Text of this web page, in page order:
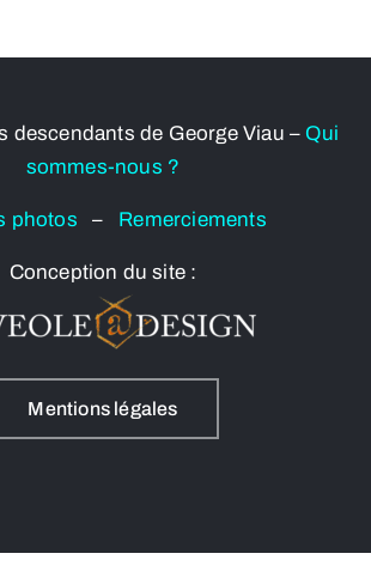
descendants de George Viau – Qui
sommes-nous ?
photos– Remerciements
Conception du site :
Mentions légales